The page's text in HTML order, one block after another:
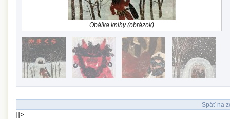
Obálka knihy (obrázok)
Späť na
]]>